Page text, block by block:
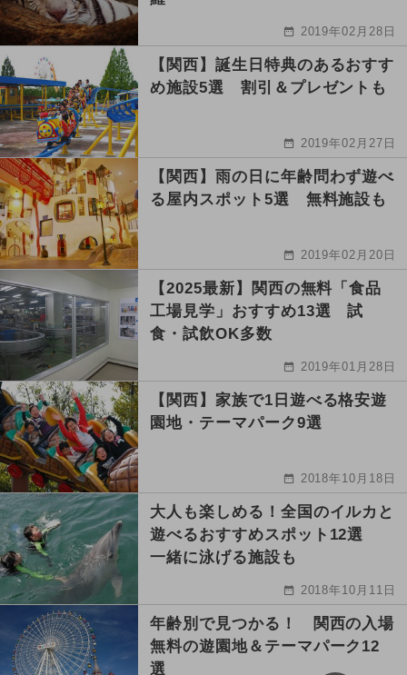
2019年02月28日
【関西】誕生日特典のあるおすす
め施設5選 割引＆プレゼントも
2019年02月27日
【関西】雨の日に年齢問わず遊べ
る屋内スポット5選 無料施設も
2019年02月20日
【2025最新】関西の無料「食品
工場見学」おすすめ13選 試
食・試飲OK多数
2019年01月28日
【関西】家族で1日遊べる格安遊
園地・テーマパーク9選
2018年10月18日
大人も楽しめる！全国のイルカと
遊べるおすすめスポット12選
一緒に泳げる施設も
2018年10月11日
年齢別で見つかる！ 関西の入場
無料の遊園地＆テーマパーク12
選